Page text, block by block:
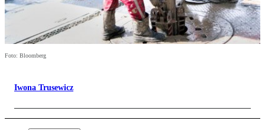
Foto: Bloomberg
Iwona Trusewicz